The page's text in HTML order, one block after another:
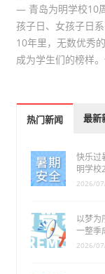
— 青岛为明学校10
孩子日、女孩子日
10年里，无数优秀
成为学生们的榜样
热门新闻 最新
快乐过
明学校
2026/
以梦为
一整季
2026/